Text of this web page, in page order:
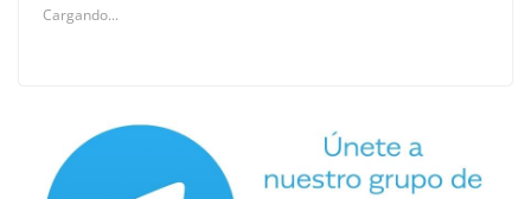
Cargando...